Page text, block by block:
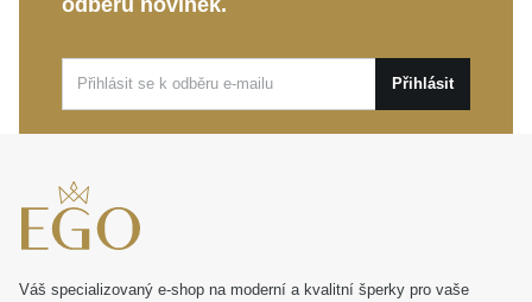
svetr i manžetu formální košile.
Tento kousek z dílny značkyMOISSnení jen
doplňkem, ale spíše odrazem vašeho vytříbeného
nošení i jako promyšlený dárek s trvalou hodnotou.
Přihlásit
Váš specializovaný e-shop na moderní a kvalitní šperky pro vaše